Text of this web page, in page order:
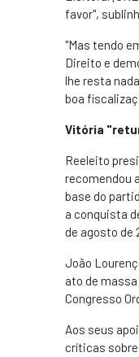
favor",
"Mas tendo
Direito e
lhe resta
boa
Vitória
Reeleito
recomendou
base do
a conquista
de agosto de
João
ato de
Congresso
Aos seus
críticas sobre